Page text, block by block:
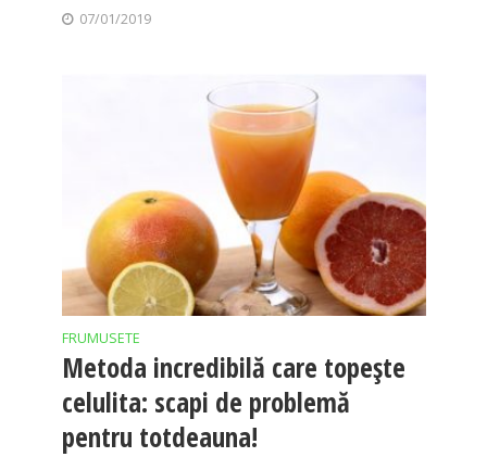
07/01/2019
FRUMUSETE
Metoda incredibilă care topește
celulita: scapi de problemă
pentru totdeauna!